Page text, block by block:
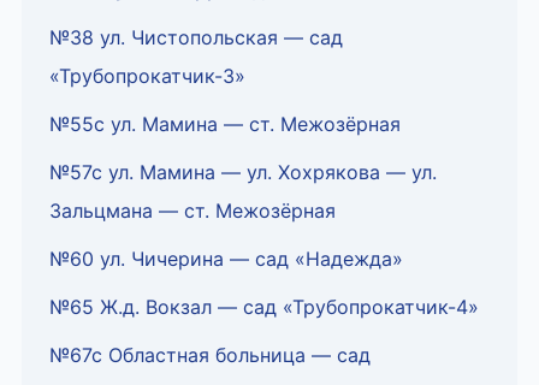
№38 ул. Чистопольская — сад
«Трубопрокатчик-3»
№55с ул. Мамина — ст. Межозёрная
№57с ул. Мамина — ул. Хохрякова — ул.
Зальцмана — ст. Межозёрная
№60 ул. Чичерина — сад «Надежда»
№65 Ж.д. Вокзал — сад «Трубопрокатчик-4»
№67c Областная больница — сад